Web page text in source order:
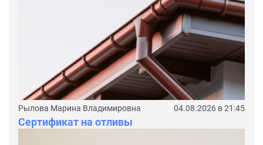
Рылова Марина Владимировна 04.08.2026 в 21:45
Сертификат на отливы